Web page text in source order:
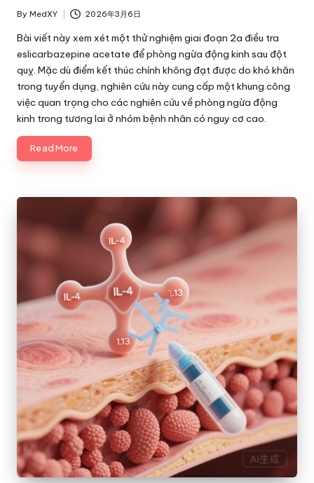
Posted
by
By MedXY 2026年3月6日
Bài viết này xem xét một thử nghiệm giai đoạn 2a điều tra
eslicarbazepine acetate để phòng ngừa động kinh sau đột
quỵ. Mặc dù điểm kết thúc chính không đạt được do khó khăn
trong tuyển dụng, nghiên cứu này cung cấp một khung công
việc quan trọng cho các nghiên cứu về phòng ngừa động
kinh trong tương lai ở nhóm bệnh nhân có nguy cơ cao.
Read More